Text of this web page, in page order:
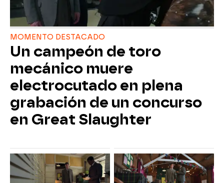
MOMENTO DESTACADO
Un campeón de toro
mecánico muere
electrocutado en plena
grabación de un concurso
en Great Slaughter